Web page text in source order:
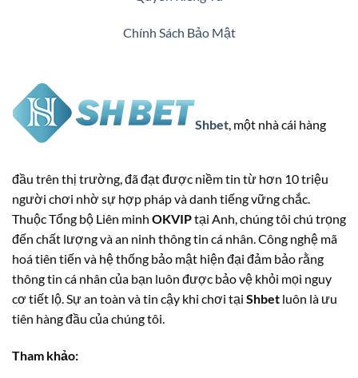
Chính Sách Bảo Mật
Shbet , một nhà cái hàng
đầu trên thị trường, đã đạt được niềm tin từ hơn 10 triệu
người chơi nhờ sự hợp pháp và danh tiếng vững chắc.
Thuộc Tổng bộ Liên minh OKVIPtại Anh, chúng tôi chú trọng
đến chất lượng và an ninh thông tin cá nhân. Công nghệ mã
hoá tiên tiến và hệ thống bảo mật hiện đại đảm bảo rằng
thông tin cá nhân của bạn luôn được bảo vệ khỏi mọi nguy
cơ tiết lộ. Sự an toàn và tin cậy khi chơi tại Shbet luôn là ưu
tiên hàng đầu của chúng tôi.
Tham khảo: